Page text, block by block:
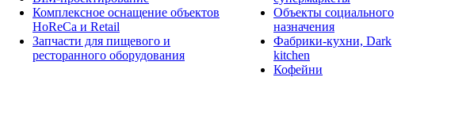
Комплексное оснащение объектов
HoReCa и Retail
Запчасти для пищевого и
ресторанного оборудования
Объекты социального
назначения
Фабрики-кухни, Dark
kitchen
Кофейни